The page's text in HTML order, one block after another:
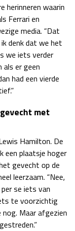
za 19:00 - 20:00
zo 17:00 - 19:00
herinneren waarin
Ferrari en
media. “Dat
denk dat we het
we iets verder
er geen
had een vierde
met
Hamilton. De
een plaatsje hoger
gevecht op de
leerzaam. “Nee,
se iets van
te voorzichtig
Maar afgezien